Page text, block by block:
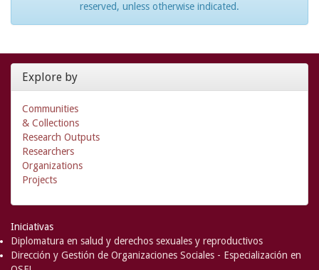
reserved, unless otherwise indicated.
Explore by
Communities
& Collections
Research Outputs
Researchers
Organizations
Projects
Iniciativas
Diplomatura en salud y derechos sexuales y reproductivos
Dirección y Gestión de Organizaciones Sociales - Especialización en